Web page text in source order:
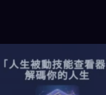
主
要